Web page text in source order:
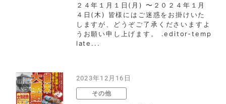
２４年１月１日(月) 〜２０２４年１月
４日(木) 皆様にはご迷惑をお掛けいた
しますが、どうぞご了承くださいますよ
うお願い申し上げます。 .editor-temp
late...
2023年12月16日
その他